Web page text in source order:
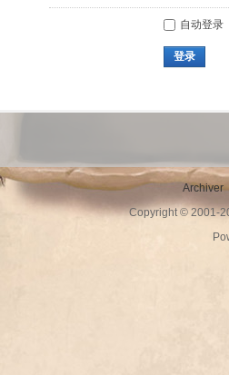
自动登录
登录
Archiver
Copyright © 2001-